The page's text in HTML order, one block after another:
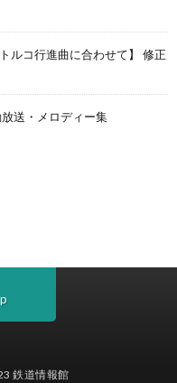
ルコ行進曲に合わせて】 修正
送・メロディー集
鉄道情報館